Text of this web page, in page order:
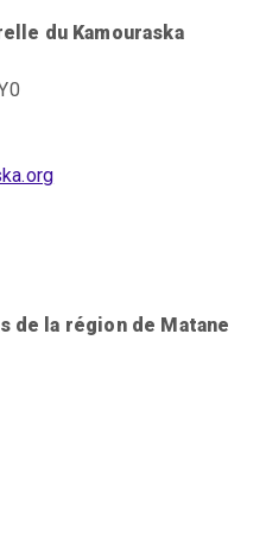
du Kamouraska
de la région de Matane